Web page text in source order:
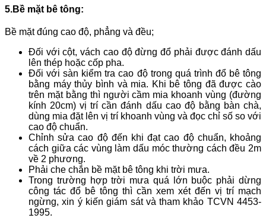
5.Bề mặt bê tông:
Bề mặt đúng cao độ, phẳng và đều;
Đối với cột, vách cao độ đừng đổ phải được đánh dấu
lên thép hoặc cốp pha.
Đối với sàn kiểm tra cao độ trong quá trình đổ bê tông
bằng máy thủy bình và mia. Khi bê tông đã được cào
trên mặt bằng thì người cầm mia khoanh vùng (đường
kính 20cm) vị trí cần đánh dấu cao độ bằng bàn chà,
dùng mia đặt lên vị trí khoanh vùng và đọc chỉ số so với
cao độ chuẩn.
Chỉnh sửa cao độ đến khi đạt cao độ chuẩn, khoảng
cách giữa các vùng làm dấu móc thường cách đều 2m
về 2 phương.
Phải che chắn bề mặt bê tông khi trời mưa.
Trong trường hợp trời mưa quá lớn buộc phải dừng
công tác đổ bê tông thì cần xem xét đến vị trí mạch
ngừng, xin ý kiến giám sát và tham khảo TCVN 4453-
1995.